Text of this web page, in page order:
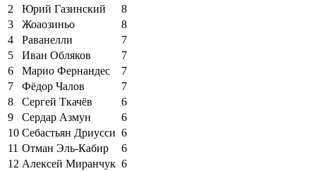
2
Юрий Газинский
8
3
Жоаозиньо
8
4
Раванелли
7
5
Иван Обляков
7
6
Марио Фернандес
7
7
Фёдор Чалов
7
8
Сергей Ткачёв
6
9
Сердар Азмун
6
10 Себастьян Дриусси 6
11 Отман Эль-Кабир
6
12 Алексей Миранчук 6